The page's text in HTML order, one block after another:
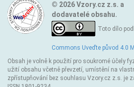
© 2026 Vzory.cz z.s. a
dodavatelé obsahu.
Toto dílo
Commons Uveďte původ 4.0
Obsah je volně k použití pro soukromé účely
užití obsahu včetně převzetí, umístění na
zpřístupňování bez souhlasu Vzory.cz z.s. je